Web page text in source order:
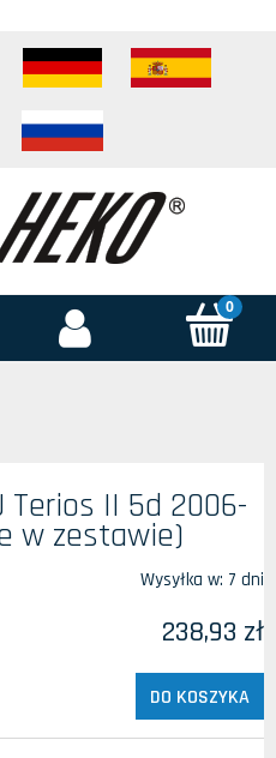
Terios II 5d 2006-
w zestawie)
Wysyłka w: 7 dni
238,93 zł
DO KOSZYKA